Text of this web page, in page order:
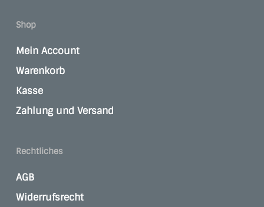
Shop
Mein Account
Warenkorb
Kasse
Zahlung und Versand
Rechtliches
AGB
Widerrufsrecht